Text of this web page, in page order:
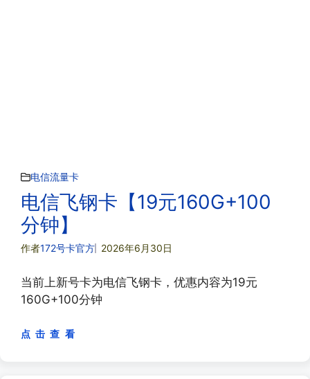
电信流量卡
电信飞钢卡【19元160G+100
分钟】
作者172号卡官方 2026年6月30日
当前上新号卡为电信飞钢卡，优惠内容为19元
160G+100分钟
点 击 查 看